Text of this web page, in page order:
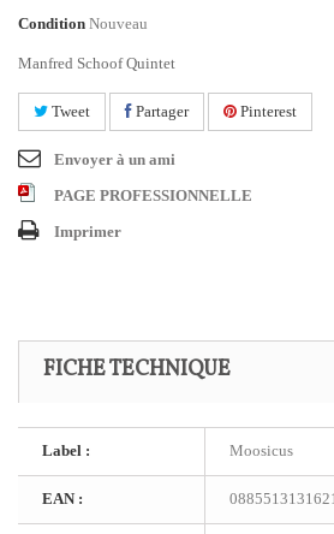
Condition Nouveau
Manfred Schoof Quintet
Tweet Partager Pinterest
Envoyer à un ami
PAGE PROFESSIONNELLE
Imprimer
FICHE TECHNIQUE
Label : Moosicus
EAN :